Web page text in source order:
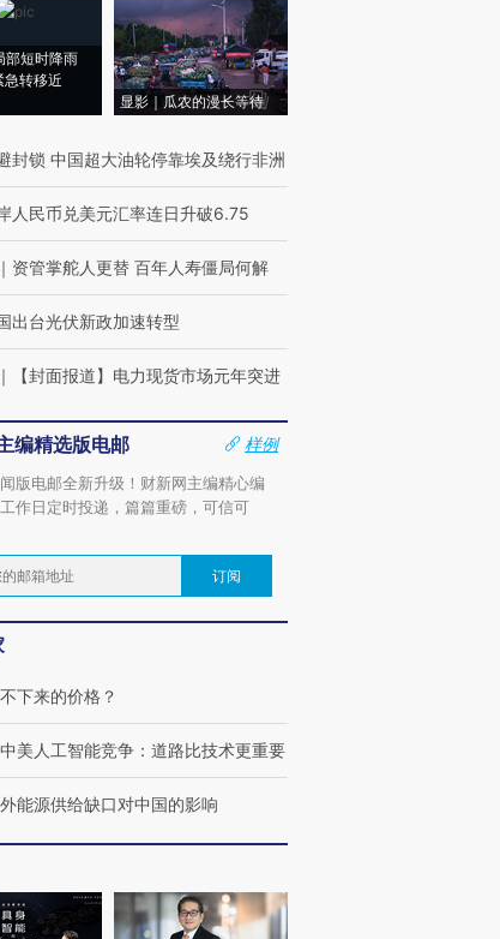
部短时降雨
急转移近
显影｜瓜农的漫长等待
封锁 中国超大油轮停靠埃及绕行非洲
人民币兑美元汇率连日升破6.75
｜ 资管掌舵人更替 百年人寿僵局何解
出台光伏新政加速转型
｜ 【封面报道】电力现货市场元年突进
编精选版电邮
样例
版电邮全新升级！财新网主编精心编
作日定时投递，篇篇重磅，可信可
订阅
下来的价格？
中美人工智能竞争：道路比技术更重要
能源供给缺口对中国的影响